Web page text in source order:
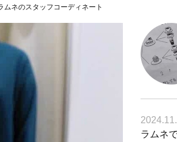
ムネのスタッフコーディネート
ラムネ